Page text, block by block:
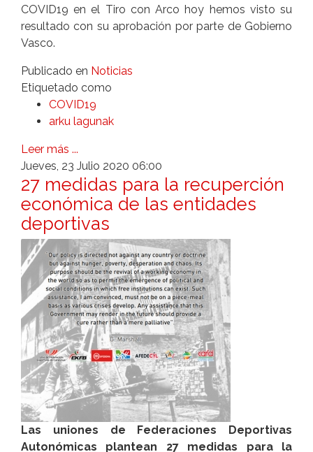
COVID19 en el Tiro con Arco hoy hemos visto su
resultado con su aprobación por parte de Gobierno
Vasco.
Publicado en Noticias
Etiquetado como
COVID19
arku lagunak
Leer más ...
Jueves, 23 Julio 2020 06:00
27 medidas para la recuperción
económica de las entidades
deportivas
Las uniones de Federaciones Deportivas
Autonómicas plantean 27 medidas para la